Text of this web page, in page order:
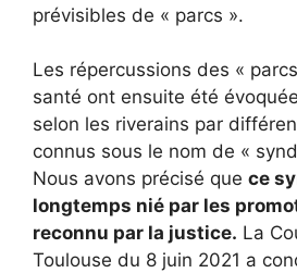
prévisibles de « parcs ».
Les répercussions des «
santé ont ensuite été
selon les riverains par
connus sous le nom de «
Nous avons précisé que ce
longtemps nié par les
reconnu par la justice. La
Toulouse du 8 juin 2021 a